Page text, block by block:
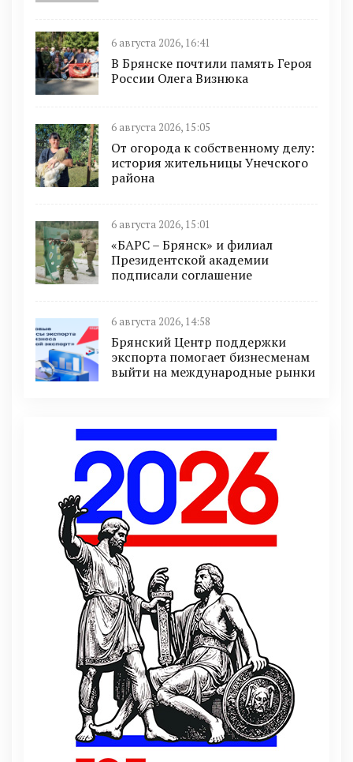
6 августа 2026, 16:41
В Брянске почтили память Героя
России Олега Визнюка
6 августа 2026, 15:05
От огорода к собственному делу:
история жительницы Унечского
района
6 августа 2026, 15:01
«БАРС – Брянск» и филиал
Президентской академии
подписали соглашение
6 августа 2026, 14:58
Брянский Центр поддержки
экспорта помогает бизнесменам
выйти на международные рынки